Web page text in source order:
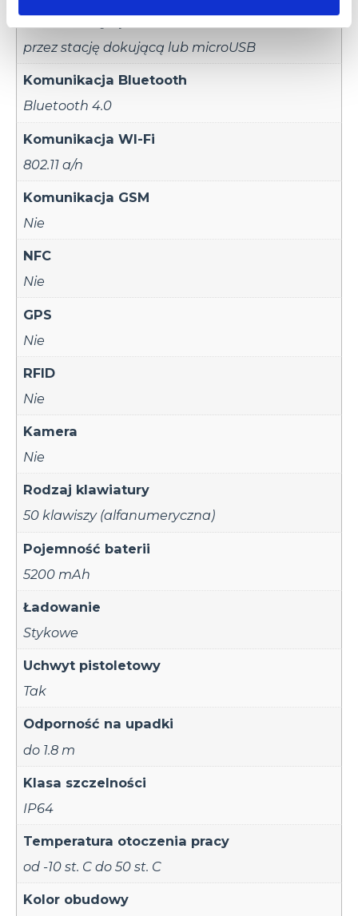
przez stację dokującą lub microUSB
Komunikacja Bluetooth
Bluetooth 4.0
Komunikacja WI-Fi
802.11 a/n
Komunikacja GSM
Nie
NFC
Nie
GPS
Nie
RFID
Nie
Kamera
Nie
Rodzaj klawiatury
50 klawiszy (alfanumeryczna)
Pojemność baterii
5200 mAh
Ładowanie
Stykowe
Uchwyt pistoletowy
Tak
Odporność na upadki
do 1.8 m
Klasa szczelności
IP64
Temperatura otoczenia pracy
od -10 st. C do 50 st. C
Kolor obudowy